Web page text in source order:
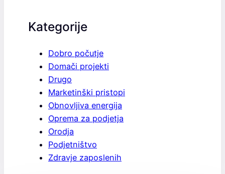
Kategorije
Dobro počutje
Domači projekti
Drugo
Marketinški pristopi
Obnovljiva energija
Oprema za podjetja
Orodja
Podjetništvo
Zdravje zaposlenih